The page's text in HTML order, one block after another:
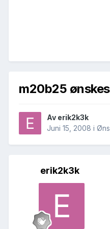
m20b25
Av erik2k3k
Juni 15, 2008 i
erik2k3k